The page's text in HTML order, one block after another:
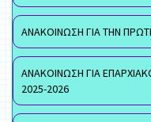
ΑΝΑΚΟΙΝΩΣΗ ΓΙΑ ΤΗΝ
ΑΝΑΚΟΙΝΩΣΗ ΓΙΑ
2025-2026